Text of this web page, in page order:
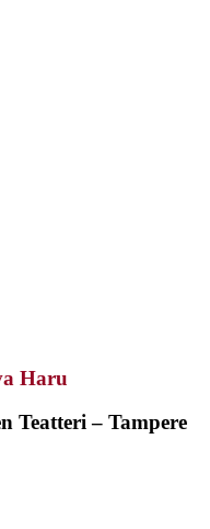
Haru
Teatteri – Tampere